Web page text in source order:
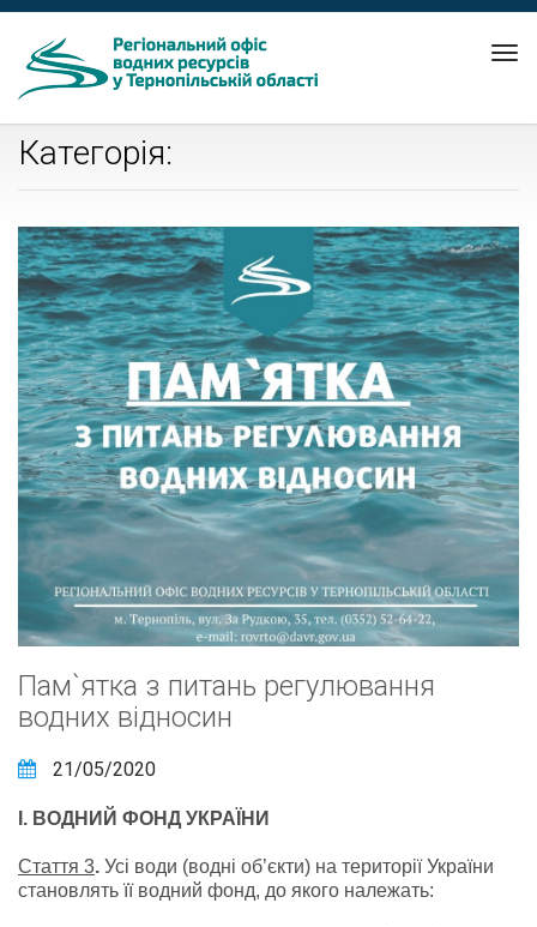
Категорія:
Пам`ятка з питань регулювання
водних відносин
21/05/2020
І. ВОДНИЙ ФОНД УКРАЇНИ
Стаття 3. Усі води (водні об’єкти) на території України
становлять її водний фонд, до якого належать: